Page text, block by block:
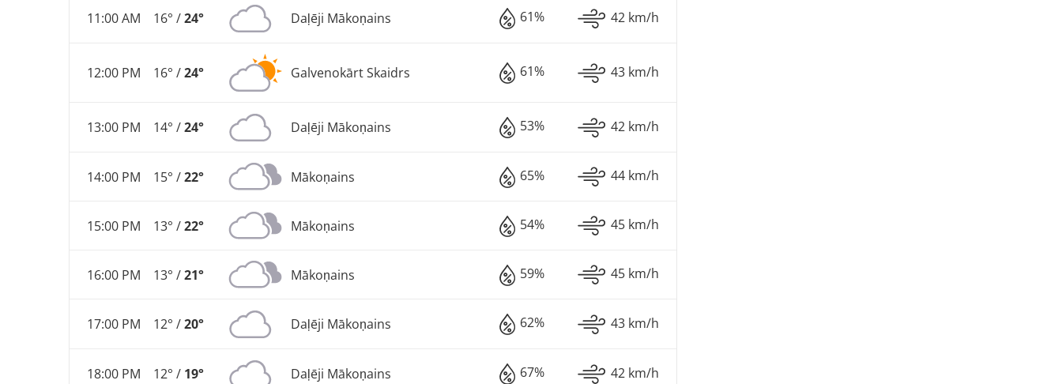
11:00 AM 16° /24° Daļēji Mākoņains 61% 42 km/h
12:00 PM 16° /24° Galvenokārt Skaidrs 61% 43 km/h
13:00 PM 14° /24° Daļēji Mākoņains 53% 42 km/h
14:00 PM 15° /22° Mākoņains 65% 44 km/h
15:00 PM 13° /22° Mākoņains 54% 45 km/h
16:00 PM 13° /21° Mākoņains 59% 45 km/h
17:00 PM 12° /20° Daļēji Mākoņains 62% 43 km/h
18:00 PM 12° / 19° Daļēji Mākoņains 67% 42 km/h